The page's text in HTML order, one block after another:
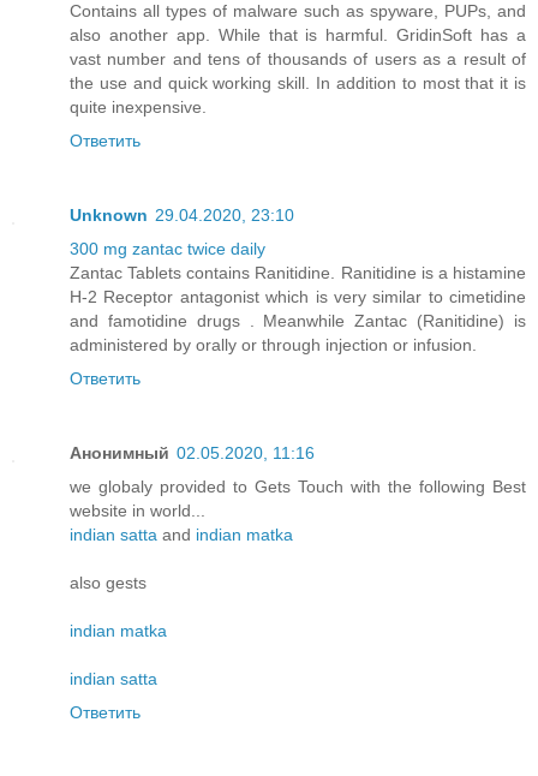
Contains all types of malware such as spyware, PUPs, and
also another app. While that is harmful. GridinSoft has a
vast number and tens of thousands of users as a result of
the use and quick working skill. In addition to most that it is
quite inexpensive.
Ответить
Unknown 29.04.2020, 23:10
300 mg zantac twice daily
Zantac Tablets contains Ranitidine. Ranitidine is a histamine
H-2 Receptor antagonist which is very similar to cimetidine
and famotidine drugs . Meanwhile Zantac (Ranitidine) is
administered by orally or through injection or infusion.
Ответить
Анонимный 02.05.2020, 11:16
we globaly provided to Gets Touch with the following Best
website in world...
indian satta and indian matka
also gests
indian matka
indian satta
Ответить